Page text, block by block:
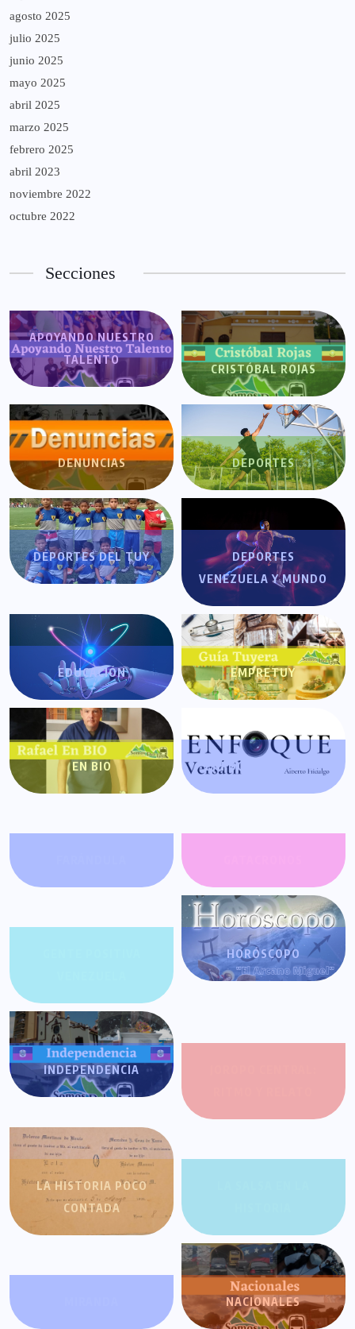
agosto 2025
julio 2025
junio 2025
mayo 2025
abril 2025
marzo 2025
febrero 2025
abril 2023
noviembre 2022
octubre 2022
Secciones
APOYANDO NUESTRO
TALENTO
CRISTÓBAL ROJAS
DENUNCIAS DEPORTES
DEPORTES DEL TUY
DEPORTES
VENEZUELA Y MUNDO
EDUCACIÓN EMPRETUY
EN BIO ENFOQUE VERSÁTIL
HORÓSCOPO
INDEPENDENCIA
LA HISTORIA POCO
CONTADA
NACIONALES